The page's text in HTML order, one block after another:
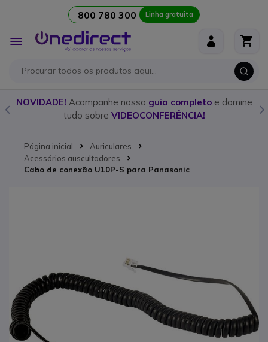
800 780 300 Linha gratuita
Alternar
Nav
NOVIDADE! Acompanhe nosso guia completoe domine
tudo sobre VIDEOCONFERÊNCIA!
Página inicial
Auriculares
Acessórios auscultadores
Cabo de conexão U10P-S para Panasonic